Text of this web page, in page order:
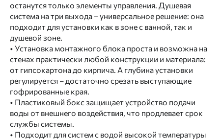
останутся только элементы управления. Душевая
система на три выхода – универсальное решение: она
подходит для установки как в зоне с ванной, так и
душевой зоне.
• Установка монтажного блока проста и возможна на
стенах практически любой конструкции и материала:
от гипсокартона до кирпича. А глубина установки
регулируется – достаточно срезать выступающие
гофрированные края.
• Пластиковый бокс защищает устройство подачи
воды от внешнего воздействия, что продлевает срок
службы системы.
• Подходит для систем с водой высокой температуры